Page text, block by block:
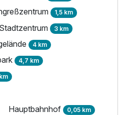
1,5 km
Stadtzentrum 3 km
4 km
4,7 km
Hauptbahnhof 0,05 km